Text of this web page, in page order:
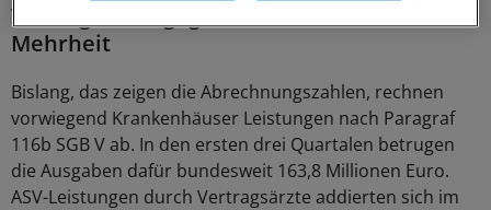
Vertragsärzte gegenüber Kliniken in der
Mehrheit
Bislang, das zeigen die Abrechnungszahlen, rechnen
vorwiegend Krankenhäuser Leistungen nach Paragraf
116b SGB V ab. In den ersten drei Quartalen betrugen
die Ausgaben dafür bundesweit 163,8 Millionen Euro.
ASV-Leistungen durch Vertragsärzte addierten sich im